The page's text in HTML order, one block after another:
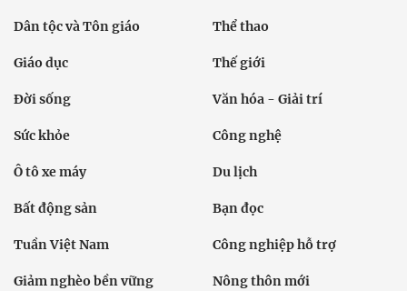
Dân tộc và Tôn giáo Thể thao
Giáo dục Thế giới
Đời sống Văn hóa - Giải trí
Sức khỏe Công nghệ
Ô tô xe máy Du lịch
Bất động sản Bạn đọc
Tuần Việt Nam Công nghiệp hỗ trợ
Giảm nghèo bền vững Nông thôn mới